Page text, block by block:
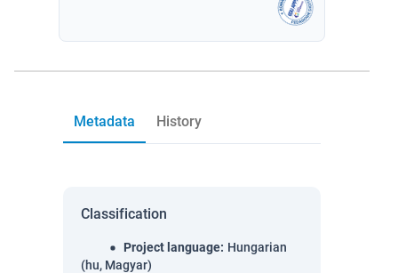
Metadata History
Classification
Project language: Hungarian
(hu, Magyar)